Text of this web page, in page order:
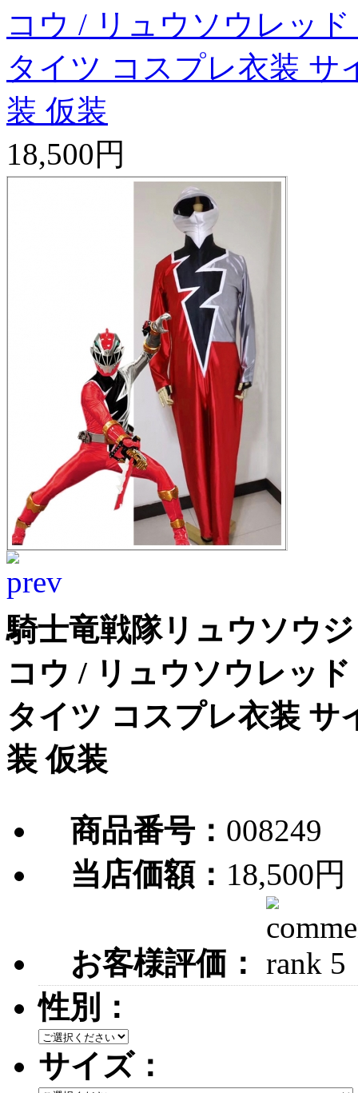
コウ / リュウソウレッ
タイツ コスプレ衣装
装 仮装
18,500円
騎士竜戦隊リュウソウ
コウ / リュウソウレッ
タイツ コスプレ衣装
装 仮装
商品番号： 008249
当店価額： 18,500円
お客様評価：
性別：
サイズ：